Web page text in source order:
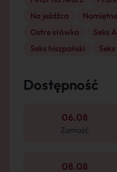
Na jeźdźca
Ostre słówka
Seks
Seks hiszpański
Dostępność
06.08
Zamość
08.08